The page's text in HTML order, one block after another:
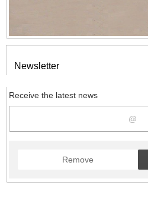
Newsletter
Receive the latest news
Remove